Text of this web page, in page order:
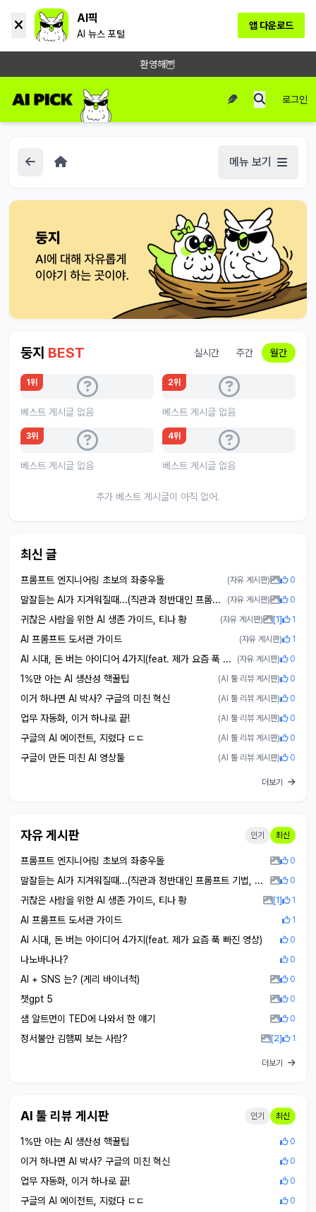
AI픽
AI 뉴스 포털
앱 다운로드
환영해🦉
로그인
메뉴 보기
둥지 BEST 실시간 주간 월간
1위
베스트 게시글 없음
2위
베스트 게시글 없음
3위
베스트 게시글 없음
4위
베스트 게시글 없음
추가 베스트 게시글이 아직 없어.
최신 글
프롬프트 엔지니어링 초보의 좌충우돌 (자유 게시판) 0
말잘듣는 AI가 지겨워질때...(직관과 정반대인 프롬프트 기법, 한 번 써보면 중독돼요) (자유 게시판) 0
귀찮은 사람을 위한 AI 생존 가이드, 티나 황 (자유 게시판) [1] 1
AI 프롬프트 도서관 가이드 (자유 게시판) 1
AI 시대, 돈 버는 아이디어 4가지(feat. 제가 요즘 푹 빠진 영상) (자유 게시판) 0
1%만 아는 AI 생산성 핵꿀팁 (AI 툴 리뷰 게시판) 0
이거 하나면 AI 박사? 구글의 미친 혁신 (AI 툴 리뷰 게시판) 0
업무 자동화, 이거 하나로 끝! (AI 툴 리뷰 게시판) 0
구글의 AI 에이전트, 지렸다 ㄷㄷ (AI 툴 리뷰 게시판) 0
구글이 만든 미친 AI 영상툴 (AI 툴 리뷰 게시판) 0
더보기
자유 게시판 인기 최신
프롬프트 엔지니어링 초보의 좌충우돌 0
말잘듣는 AI가 지겨워질때...(직관과 정반대인 프롬프트 기법, 한 번 써보면 중독돼요) 0
귀찮은 사람을 위한 AI 생존 가이드, 티나 황 [1] 1
AI 프롬프트 도서관 가이드 1
AI 시대, 돈 버는 아이디어 4가지(feat. 제가 요즘 푹 빠진 영상) 0
나노바나나? 0
AI + SNS 는? (게리 바이너척) 0
챗gpt 5 0
샘 알트먼이 TED에 나와서 한 얘기 0
정서불안 김햄찌 보는 사람? [2] 1
더보기
AI 툴 리뷰 게시판 인기 최신
1%만 아는 AI 생산성 핵꿀팁 0
이거 하나면 AI 박사? 구글의 미친 혁신 0
업무 자동화, 이거 하나로 끝! 0
구글의 AI 에이전트, 지렸다 ㄷㄷ 0